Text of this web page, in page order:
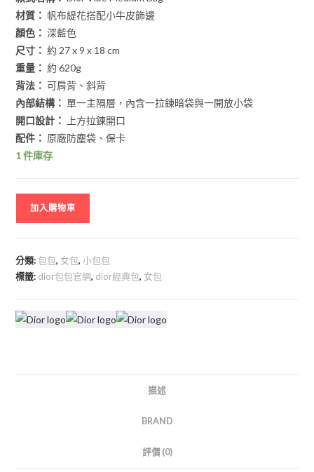
材質： 帆布緹花搭配小牛皮飾邊
顏色： 深藍色
尺寸： 約 27 x 9 x 18 cm
重量： 約 620g
背法： 可肩背、斜背
內部結構： 單一主隔層，內含一拉鍊暗袋與一開放小袋
開口設計：
上方拉鍊開口
配件： 原廠防塵袋、保卡
1 件庫存
加入購物車
分類:包包, 女包,小包包
標籤: dior包包官網, dior經典包, 女包
描述
BRAND
評價 (0)